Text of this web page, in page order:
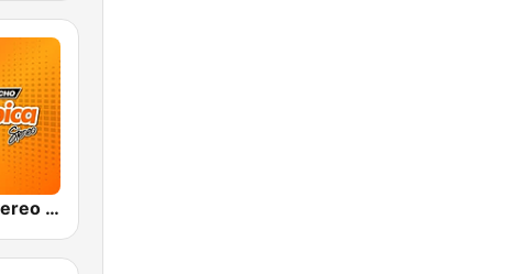
Olímpica Stereo - Medellín 104.9 FM